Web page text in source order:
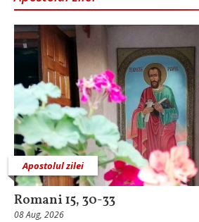
Apostolul zilei
Romani 15, 30-33
08 Aug, 2026